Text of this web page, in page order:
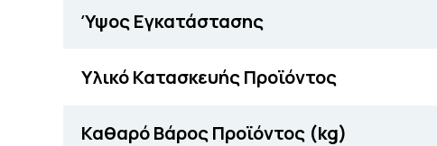
Ύψος Εγκατάστασης
Υλικό Κατασκευής Προϊόντος
Καθαρό Βάρος Προϊόντος (kg)